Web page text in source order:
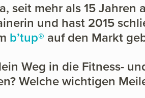
seit mehr als 15
und hast 2015
b’tup® auf den Markt
Weg in die Fitness-
Welche wichtigen